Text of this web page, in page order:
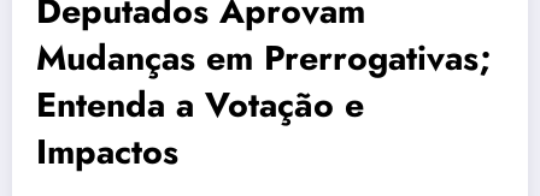
Deputados Aprovam
Mudanças em Prerrogativas;
Entenda a Votação e
Impactos